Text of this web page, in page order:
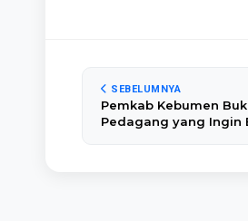
SEBELUMNYA
Pemkab Kebumen
Pedagang yang Ingin